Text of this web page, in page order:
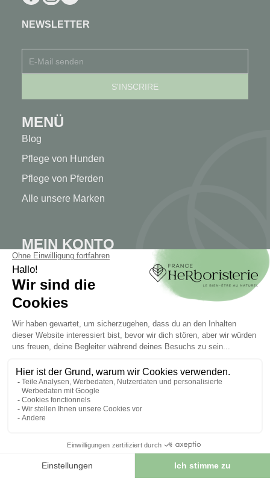
NEWSLETTER
MENÜ
Blog
Pflege von Hunden
Pflege von Pferden
Alle unsere Marken
MEIN KONTO
Mein Konto
Authentifizierung
Seguimiento de pedidos
Cree su cuenta
INFORMATIONEN
Kontaktieren Sie uns
Sitemap
Unser Kräuterladen
Sicheres Bezahlen